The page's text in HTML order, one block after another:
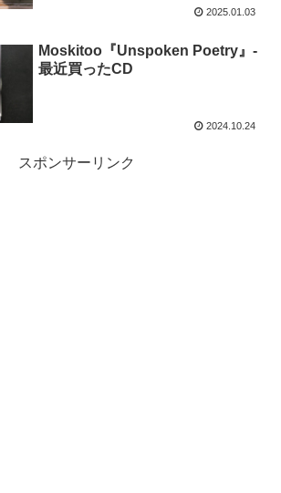
2025.01.03
Moskitoo『Unspoken Poetry』-
最近買ったCD
2024.10.24
スポンサーリンク